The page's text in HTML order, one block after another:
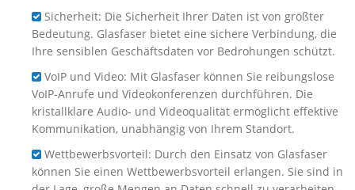
Sicherheit: Die Sicherheit Ihrer Daten ist von größter
Bedeutung. Glasfaser bietet eine sichere Verbindung, die
Ihre sensiblen Geschäftsdaten vor Bedrohungen schützt.
VoIP und Video: Mit Glasfaser können Sie reibungslose
VoIP-Anrufe und Videokonferenzen durchführen. Die
kristallklare Audio- und Videoqualität ermöglicht effektive
Kommunikation, unabhängig von Ihrem Standort.
Wettbewerbsvorteil: Durch den Einsatz von Glasfaser
können Sie einen Wettbewerbsvorteil erlangen. Sie sind in